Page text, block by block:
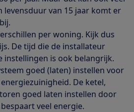
levensduur van 15 jaar komt er
per woning. Kijk dus
De tijd die de installateur
instellingen is ook belangrijk.
goed (laten) instellen voor
De ketel,
goed laten instellen door
bespaart veel energie.